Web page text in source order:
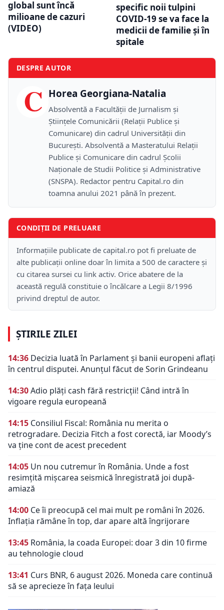
global sunt încă
milioane de cazuri
(VIDEO)
specific noii tulpini
COVID-19 se va face la
medicii de familie și în
spitale
DESPRE AUTOR
C Horea Georgiana-Natalia
Absolventă a Facultății de Jurnalism și
Științele Comunicării (Relații Publice și
Comunicare) din cadrul Universității din
București. Absolventă a Masteratului Relații
Publice și Comunicare din cadrul Școlii
Naţionale de Studii Politice și Administrative
(SNSPA). Redactor pentru Capital.ro din
toamna anului 2021 până în prezent.
CONDIȚII DE PRELUARE
Informațiile publicate de capital.ro pot fi preluate de
alte publicații online doar în limita a 500 de caractere și
cu citarea sursei cu link activ. Orice abatere de la
această regulă constituie o încălcare a Legii 8/1996
privind dreptul de autor.
ȘTIRILE ZILEI
14:36 Decizia luată în Parlament și banii europeni aflați
în centrul disputei. Anunțul făcut de Sorin Grindeanu
14:30Adio plăți cash fără restricții! Când intră în
vigoare regula europeană
14:15 Consiliul Fiscal: România nu merita o
retrogradare. Decizia Fitch a fost corectă, iar Moody’s
va ține cont de acest precedent
14:05 Un nou cutremur în România. Unde a fost
resimțită mișcarea seismică înregistrată joi după-
amiază
14:00 Ce îi preocupă cel mai mult pe români în 2026.
Inflația rămâne în top, dar apare altă îngrijorare
13:45 România, la coada Europei: doar 3 din 10 firme
au tehnologie cloud
13:41 Curs BNR, 6 august 2026. Moneda care continuă
să se aprecieze în fața leului